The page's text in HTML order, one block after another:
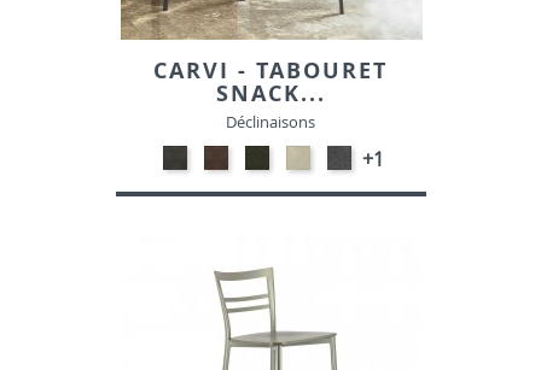
CARVI - TABOURET
SNACK...
Déclinaisons
MF11-
SUEDINE
MF10-
Suedine
MF09-
Suedine
BELF23-
Tissu
Gris
foncé
Belf-
+1